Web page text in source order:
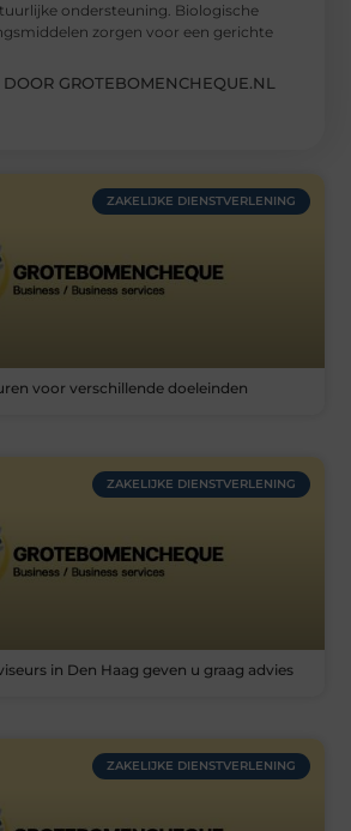
ondersteuning. Biologische
zorgen voor een gerichte
GROTEBOMENCHEQUE.NL
ZAKELIJKE DIENSTVERLENING
voor verschillende doeleinden
ZAKELIJKE DIENSTVERLENING
in Den Haag geven u graag advies
ZAKELIJKE DIENSTVERLENING